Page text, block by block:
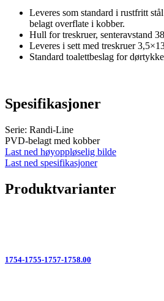
Leveres som standard i rustfritt
belagt overflate i kobber.
Hull for treskruer, senteravstand
Leveres i sett med treskruer
Standard toalettbeslag for
Spesifikasjoner
Serie: Randi-Line
PVD-belagt med kobber
Last ned høyoppløselig bilde
Last ned spesifikasjoner
Produktvarianter
1754-1755-1757-1758.00